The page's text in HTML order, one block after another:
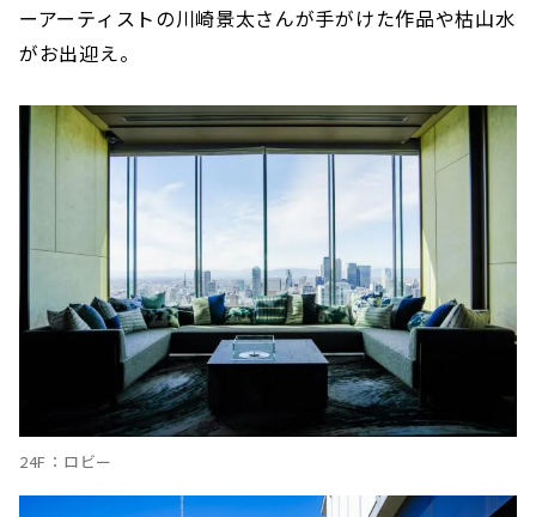
ーアーティストの川崎景太さんが手がけた作品や枯山水
がお出迎え。
24F：ロビー